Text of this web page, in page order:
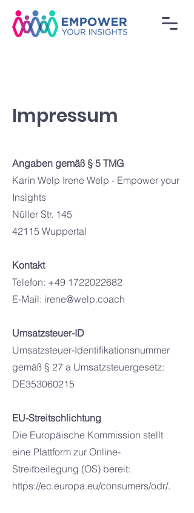
Impressum
Angaben gemäß § 5 TMG
Karin Welp Irene Welp - Empower your
Insights
Nüller Str. 145
42115 Wuppertal
Kontakt
Telefon: +49 1722022682
E-Mail: irene@welp.coach
Umsatzsteuer-ID
Umsatzsteuer-Identifikationsnummer
gemäß § 27 a Umsatzsteuergesetz:
DE353060215
EU-Streitschlichtung
Die Europäische Kommission stellt
eine Plattform zur Online-
Streitbeilegung (OS) bereit:
https://ec.europa.eu/consumers/odr/.